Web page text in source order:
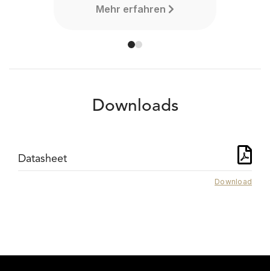
Mehr erfahren
Downloads
Datasheet
Download